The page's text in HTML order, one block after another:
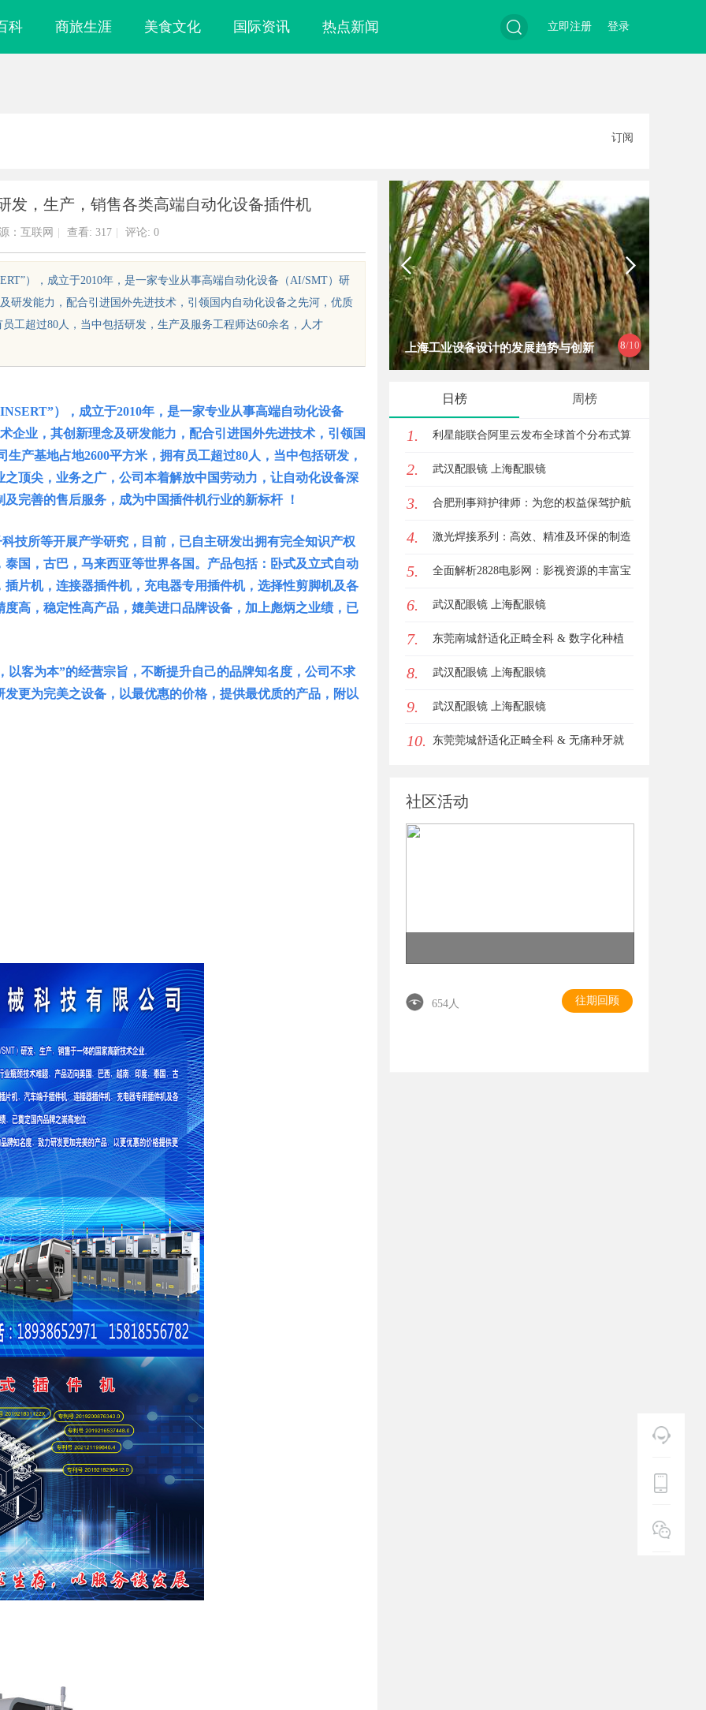
科 商旅生涯 美食文化 国际资讯 热点新闻
索
登录
立即注册
订阅
发，生产，销售各类高端自动化设备插件机
：互联网 查看: 317 评论: 0
），成立于2010年，是一家专业从事高端自动化设备（AI/SMT）研
研发能力，配合引进国外先进技术，引领国内自动化设备之先河，优质
工超过80人，当中包括研发，生产及服务工程师达60余名，人才
），成立于2010年，是一家专业从事高端自动化设备
企业，其创新理念及研发能力，配合引进国外先进技术，引领国
产基地占地2600平方米，拥有员工超过80人，当中包括研发，
顶尖，业务之广，公司本着解放中国劳动力，让自动化设备深
完善的售后服务，成为中国插件机行业的新标杆 ！
所等开展产学研究，目前，已自主研发出拥有完全知识产权
国，古巴，马来西亚等世界各国。产品包括：卧式及立式自动
片机，连接器插件机，充电器专用插件机，选择性剪脚机及各
高，稳定性高产品，媲美进口品牌设备，加上彪炳之业绩，已
客为本”的经营宗旨，不断提升自己的品牌知名度，公司不求
更为完美之设备，以最优惠的价格，提供最优质的产品，附以
9/10
武汉配眼镜 上海配眼镜
日榜 周榜
1. 利星能联合阿里云发布全球首个分布式算
电协同解决方案
2. 武汉配眼镜 上海配眼镜
3. 合肥刑事辩护律师：为您的权益保驾护航
4. 激光焊接系列：高效、精准及环保的制造
解决方案
5. 全面解析2828电影网：影视资源的丰富宝
库及其使用指南
6. 武汉配眼镜 上海配眼镜
7. 东莞南城舒适化正畸全科 & 数字化种植
诊疗专业指南
8. 武汉配眼镜 上海配眼镜
9. 武汉配眼镜 上海配眼镜
10. 东莞莞城舒适化正畸全科 & 无痛种牙就
社区活动
654人 往期回顾